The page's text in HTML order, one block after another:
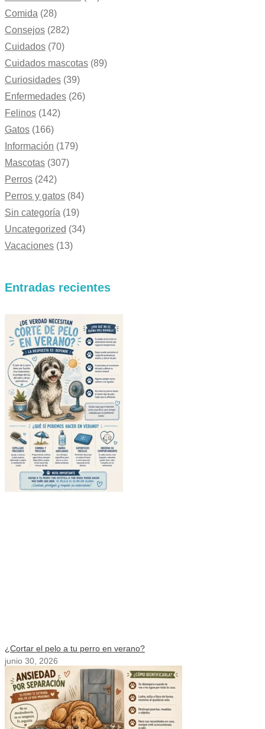
Comida (28)
Consejos (282)
Cuidados (70)
Cuidados mascotas (89)
Curiosidades (39)
Enfermedades (26)
Felinos (142)
Gatos (166)
Información (179)
Mascotas (307)
Perros (242)
Perros y gatos (84)
Sin categoría (19)
Uncategorized (34)
Vacaciones (13)
Entradas recientes
¿Cortar el pelo a tu perro en verano?
junio 30, 2026